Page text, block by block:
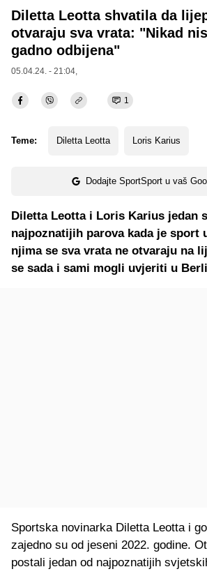
Diletta Leotta shvatila da
otvaraju sva vrata: "Nikad
gadno odbijena"
05.04.24. - 21:04,
1
Teme: Diletta Leotta Loris Karius
Dodajte SportSport u vaš
Diletta Leotta i Loris Karius jedan
najpoznatijih parova kada je sport
njima se sva vrata ne otvaraju na
se sada i sami mogli uvjeriti u
Sportska novinarka Diletta Leotta i
zajedno su od jeseni 2022. godine.
postali jedan od najpoznatijih